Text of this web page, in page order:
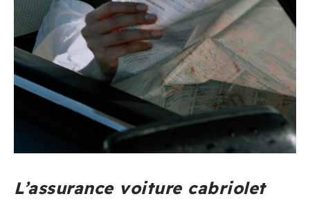
L’assurance voiture cabriolet